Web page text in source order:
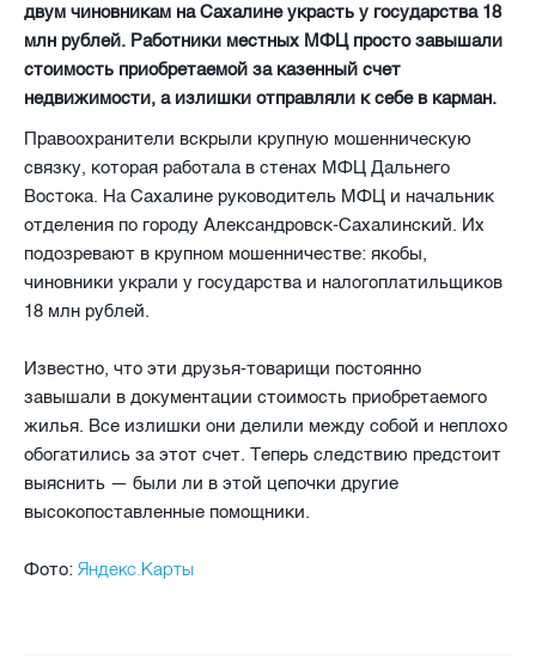
двум чиновникам на Сахалине украсть у государства 18
млн рублей. Работники местных МФЦ просто завышали
стоимость приобретаемой за казенный счет
недвижимости, а излишки отправляли к себе в карман.
Правоохранители вскрыли крупную мошенническую
связку, которая работала в стенах МФЦ Дальнего
Востока. На Сахалине руководитель МФЦ и начальник
отделения по городу Александровск-Сахалинский. Их
подозревают в крупном мошенничестве: якобы,
чиновники украли у государства и налогоплатильщиков
18 млн рублей.
Известно, что эти друзья-товарищи постоянно
завышали в документации стоимость приобретаемого
жилья. Все излишки они делили между собой и неплохо
обогатились за этот счет. Теперь следствию предстоит
выяснить — были ли в этой цепочки другие
высокопоставленные помощники.
Фото: Яндекс.Карты